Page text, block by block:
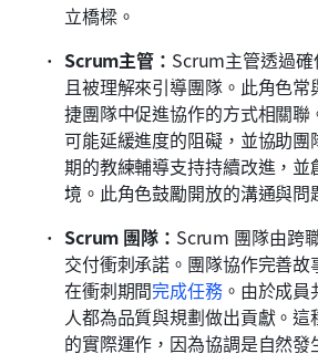
立橋樑。
Scrum主管： Scrum主管透過
且被理解來引導團隊。此角色
捷團隊中促進協作的方式相關
可能延緩進度的阻礙，並協助
期的教練輔導支持持續改進，
境。此角色鼓勵開放的溝通與問
Scrum 團隊： Scrum 團隊由跨
交付衝刺承諾。團隊協作完善
在衝刺期間完成任務。由於成員
人都為品質與規劃做出貢獻。
的實際運作，因為協調是自然